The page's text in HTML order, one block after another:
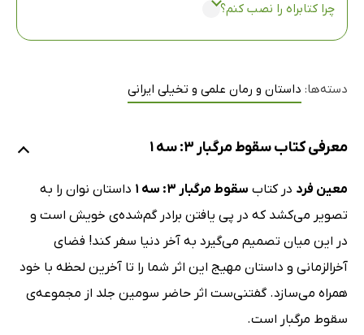
چرا کتابراه را نصب کنم؟
دسته‌ها: داستان و رمان علمی و تخیلی ایرانی
معرفی کتاب سقوط مرگبار 3: سه 1
معین فرد در کتاب سقوط مرگبار 3: سه 1
داستان نوان را به
تصویر می‌کشد که در پی یافتن برادر گم‌شده‌ی خویش است و
در این میان تصمیم می‌گیرد به آخر دنیا سفر کند! فضای
آخرالزمانی و داستان مهیج این اثر شما را تا آخرین لحظه با خود
همراه می‌سازد. گفتنی‌ست اثر حاضر سومین جلد از مجموعه‌ی
سقوط مرگبار است.